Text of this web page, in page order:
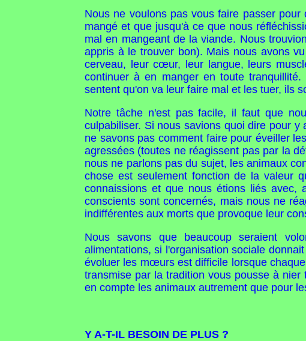
Nous ne voulons pas vous faire passer
mangé et que jusqu'à ce que nous
mal en mangeant de la viande. Nous
appris à le trouver bon). Mais nous avons
cerveau, leur cœur, leur langue, leurs
continuer à en manger en toute
sentent qu'on va leur faire mal et les tuer, ils
Notre tâche n'est pas facile, il faut que
culpabiliser. Si nous savions quoi dire pour
ne savons pas comment faire pour éveiller
agressées (toutes ne réagissent pas par la
nous ne parlons pas du sujet, les animaux
chose est seulement fonction de la valeur
connaissions et que nous étions liés avec,
conscients sont concernés, mais nous ne
indifférentes aux morts que provoque leur
Nous savons que beaucoup seraient
alimentations, si l'organisation sociale
évoluer les mœurs est difficile lorsque
transmise par la tradition vous pousse à
en compte les animaux autrement que pour
Y A-T-IL BESOIN DE PLUS ?